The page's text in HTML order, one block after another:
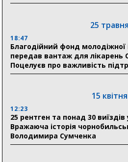
прифронтової Сумщини:
в Австрії
18:30
Ніколаєнко: у Сумах погодили
відновлення житла майже на
21:01
До 19 400 гривень на паливо:
Сумщини пояснив, як
25 травня
18:47
Благодійний фонд молодіжної
передав вантаж для
Поцелуєв про важливість
15 квітня
12:23
25 рентген та понад 30
Вражаюча історія
Володимира Сумченка